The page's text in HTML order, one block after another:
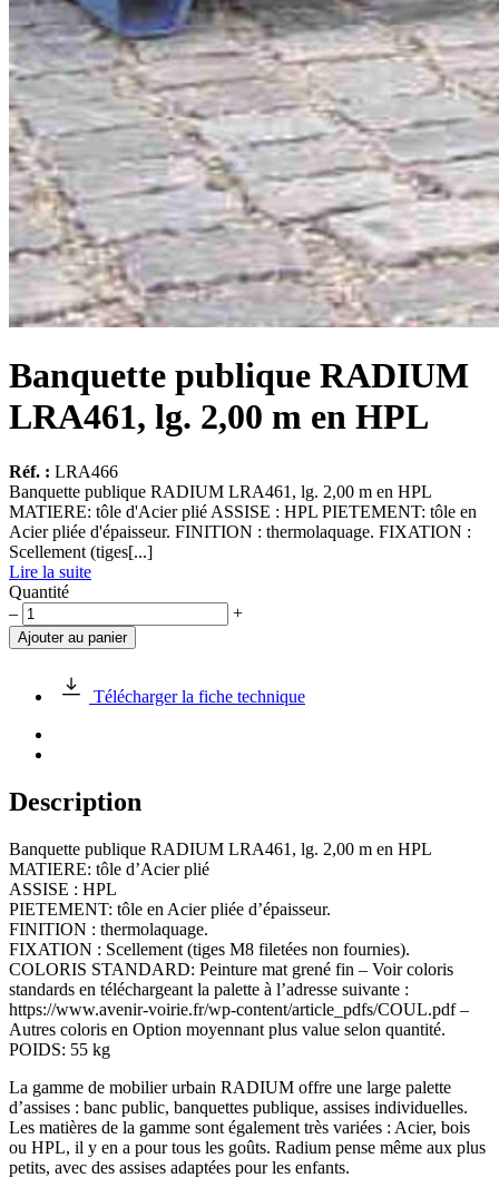
Banquette publique RADIUM
LRA461, lg. 2,00 m en HPL
Réf. : LRA466
Banquette publique RADIUM LRA461, lg. 2,00 m en HPL
MATIERE: tôle d'Acier plié ASSISE : HPL PIETEMENT: tôle en
Acier pliée d'épaisseur. FINITION : thermolaquage. FIXATION :
Scellement (tiges[...]
Lire la suite
Quantité
quantité
de
Banquette
RADIUM
2,00
en
HPL
– +
Ajouter au panier
Télécharger la fiche technique
Description
Banquette publique RADIUM LRA461, lg. 2,00 m en HPL
MATIERE: tôle d’Acier plié
ASSISE : HPL
PIETEMENT: tôle en Acier pliée d’épaisseur.
FINITION : thermolaquage.
FIXATION : Scellement (tiges M8 filetées non fournies).
COLORIS STANDARD: Peinture mat grené fin – Voir coloris
standards en téléchargeant la palette à l’adresse suivante :
https://www.avenir-voirie.fr/wp-content/article_pdfs/COUL.pdf –
Autres coloris en Option moyennant plus value selon quantité.
POIDS: 55 kg
La gamme de mobilier urbain RADIUM offre une large palette
d’assises : banc public, banquettes publique, assises individuelles.
Les matières de la gamme sont également très variées : Acier, bois
ou HPL, il y en a pour tous les goûts. Radium pense même aux plus
petits, avec des assises adaptées pour les enfants.